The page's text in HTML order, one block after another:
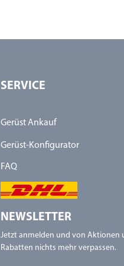
SERVICE
Gerüst Ankauf
Gerüst-Konfigurator
FAQ
NEWSLETTER
Jetzt anmelden und von Aktionen
Rabatten nichts mehr verpassen.